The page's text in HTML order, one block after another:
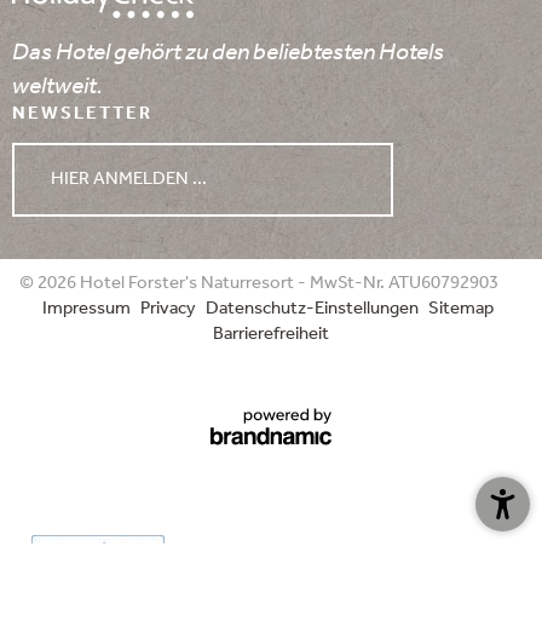
Das Hotel gehört zu den beliebtesten Hotels
weltweit.
NEWSLETTER
HIER ANMELDEN ...
WETTER
06.08.2026 07.08.2026
min. 15°
min. 17°
© 2026 Hotel Forster's Naturresort - MwSt-Nr. ATU60792903
Impressum
Privacy Datenschutz-Einstellungen Sitemap
Barrierefreiheit